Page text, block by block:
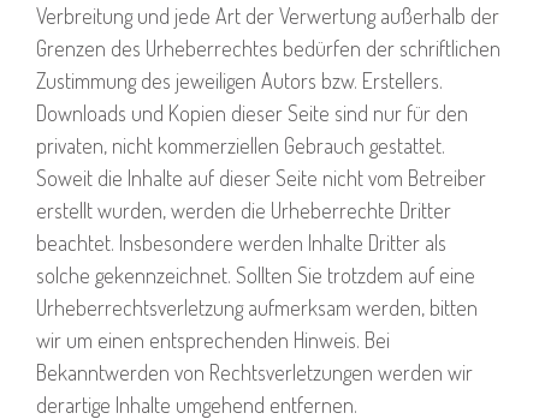
Verbreitung und jede Art der Verwertung außerhalb der
Grenzen des Urheberrechtes bedürfen der schriftlichen
Zustimmung des jeweiligen Autors bzw. Erstellers.
Downloads und Kopien dieser Seite sind nur für den
privaten, nicht kommerziellen Gebrauch gestattet.
Soweit die Inhalte auf dieser Seite nicht vom Betreiber
erstellt wurden, werden die Urheberrechte Dritter
beachtet. Insbesondere werden Inhalte Dritter als
solche gekennzeichnet. Sollten Sie trotzdem auf eine
Urheberrechtsverletzung aufmerksam werden, bitten
wir um einen entsprechenden Hinweis. Bei
Bekanntwerden von Rechtsverletzungen werden wir
derartige Inhalte umgehend entfernen.